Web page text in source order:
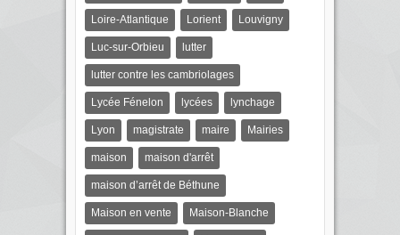
Loire-Atlantique Lorient Louvigny
Luc-sur-Orbieu lutter
lutter contre les cambriolages
Lycée Fénelon lycées lynchage
Lyon magistrate maire Mairies
maison maison d'arrêt
maison d’arrêt de Béthune
Maison en vente Maison-Blanche